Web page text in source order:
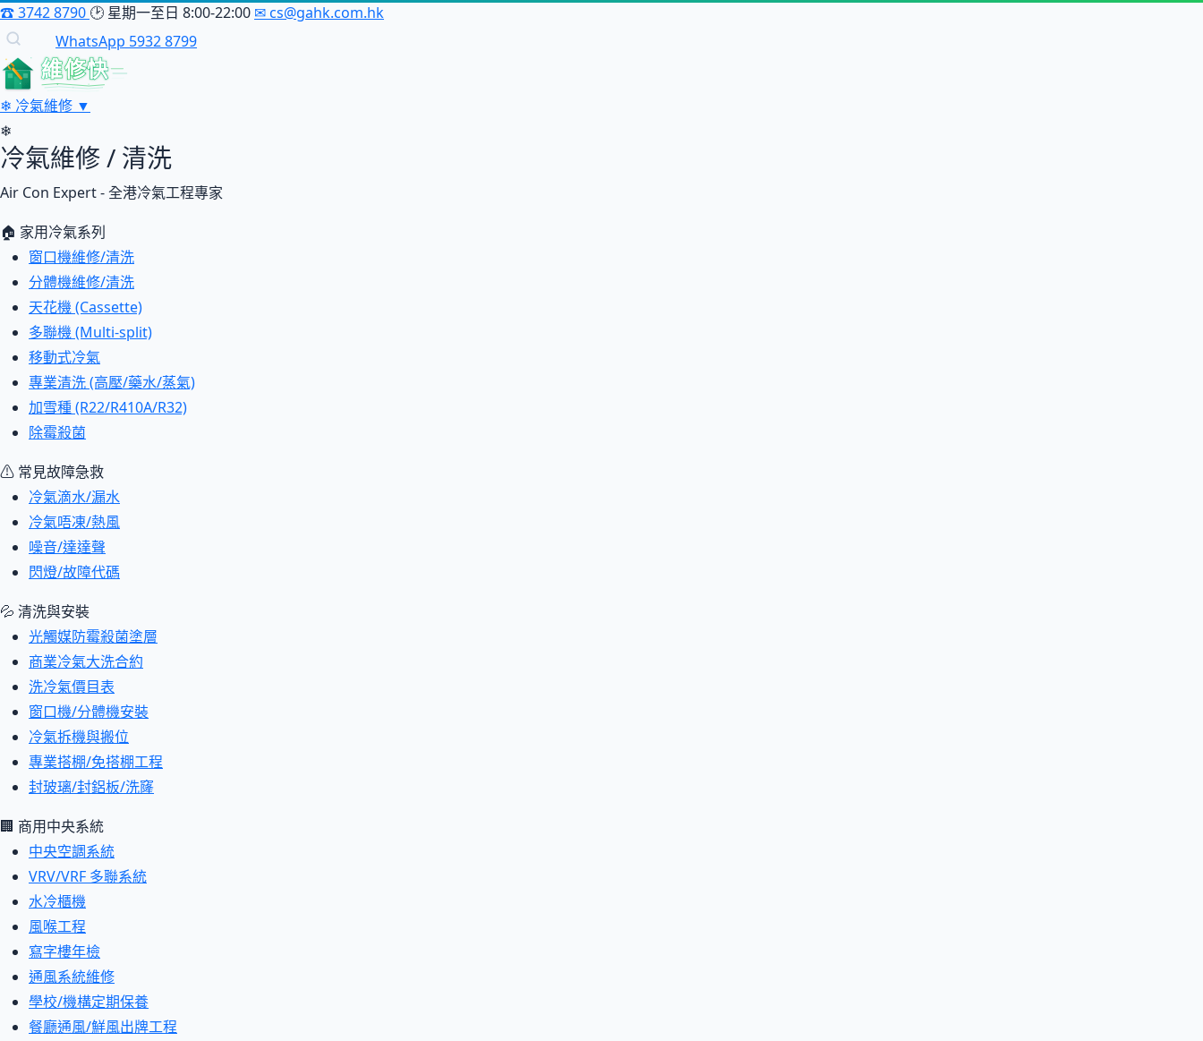
☎3742 8790 🕑 星期一至日 8:00-22:00 ✉cs@gahk.com.hk
WhatsApp 5932 8799
維修快
❄ 冷氣維修 ▼
❄
冷氣維修 / 清洗
Air Con Expert - 全港冷氣工程專家
🏠 家用冷氣系列
窗口機維修/清洗
分體機維修/清洗
天花機 (Cassette)
多聯機 (Multi-split)
移動式冷氣
專業清洗 (高壓/藥水/蒸氣)
加雪種 (R22/R410A/R32)
除霉殺菌
⚠ 常見故障急救
冷氣滴水/漏水
冷氣唔凍/熱風
噪音/達達聲
閃燈/故障代碼
💦 清洗與安裝
光觸媒防霉殺菌塗層
商業冷氣大洗合約
洗冷氣價目表
窗口機/分體機安裝
冷氣拆機與搬位
專業搭棚/免搭棚工程
封玻璃/封鋁板/洗窿
🏢 商用中央系統
中央空調系統
VRV/VRF 多聯系統
水冷櫃機
風喉工程
寫字樓年檢
通風系統維修
學校/機構定期保養
餐廳通風/鮮風出牌工程